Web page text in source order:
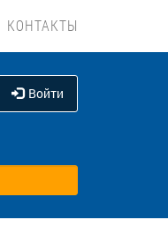
КОНТАКТЫ
Войти